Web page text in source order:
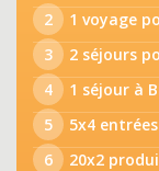
2
1 voyage
3
2 séjours
4
1 séjour à
5
5x4
6
20x2